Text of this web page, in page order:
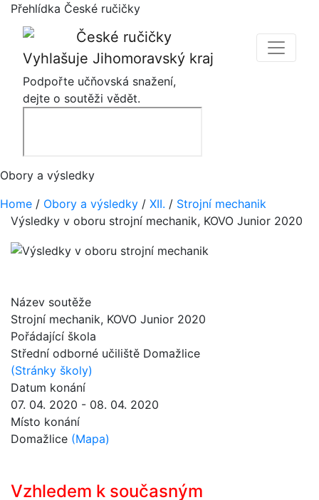
Přehlídka České ručičky
Vyhlašuje Jihomoravský kraj
Podpořte učňovská snažení,
dejte o soutěži vědět.
Obory a výsledky
Home / Obory a výsledky / XII. / Strojní mechanik
Výsledky v oboru strojní mechanik, KOVO Junior 2020
Název soutěže
Strojní mechanik, KOVO Junior 2020
Pořádající škola
Střední odborné učiliště Domažlice
(Stránky školy)
Datum konání
07. 04. 2020 - 08. 04. 2020
Místo konání
Domažlice (Mapa)
Vzhledem k současným